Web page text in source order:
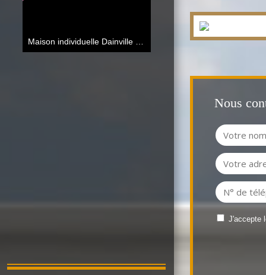
Nous
J'accepte